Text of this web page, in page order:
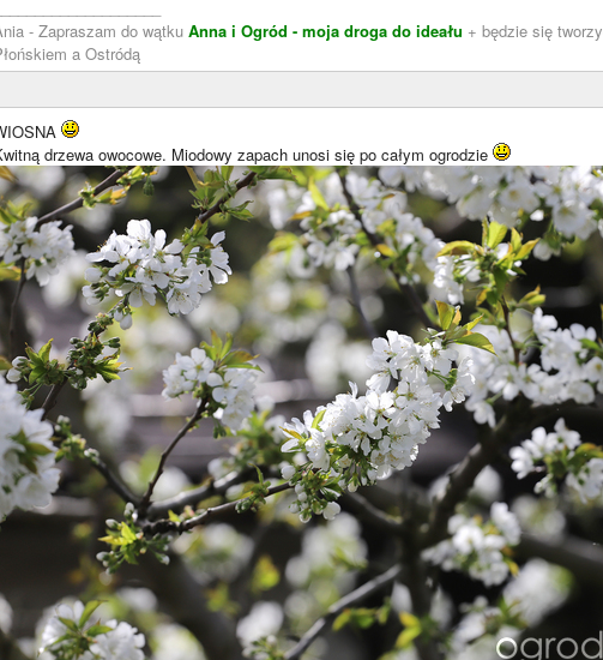
- Zapraszam do wątku Anna i Ogród - moja droga do ideału + będzie się
a Ostródą
drzewa owocowe. Miodowy zapach unosi się po całym ogrodzie